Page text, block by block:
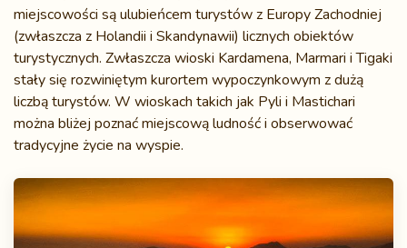
miejscowości są ulubieńcem turystów z Europy Zachodniej
(zwłaszcza z Holandii i Skandynawii) licznych obiektów
turystycznych. Zwłaszcza wioski Kardamena, Marmari i Tigaki
stały się rozwiniętym kurortem wypoczynkowym z dużą
liczbą turystów. W wioskach takich jak Pyli i Mastichari
można bliżej poznać miejscową ludność i obserwować
tradycyjne życie na wyspie.